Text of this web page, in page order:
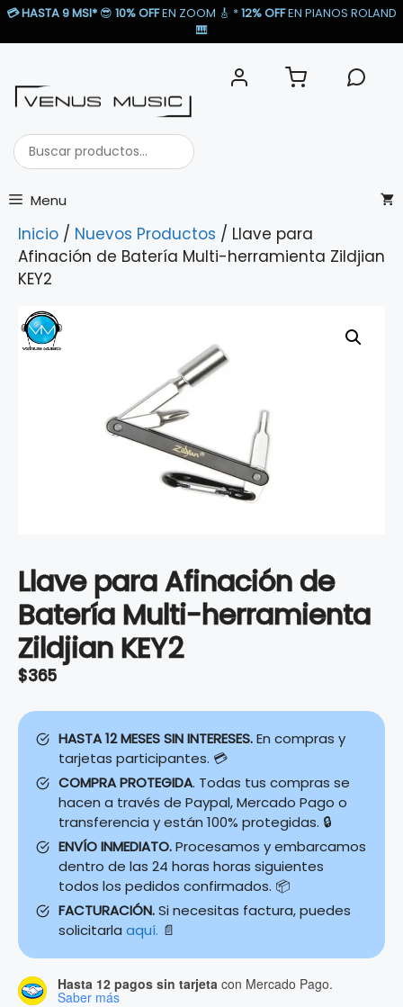
Saltar
💳HASTA 9 MSI* 😎 10% OFFEN ZOOM 🎸​ *12% OFFEN PIANOS ROLAND
🎹​
Buscar
productos...
Menu
Inicio / Nuevos Productos / Llave para
Afinación de Batería Multi-herramienta Zildjian
KEY2
Llave para Afinación de
Batería Multi-herramienta
Zildjian KEY2
$365
HASTA 12 MESES SIN INTERESES.En compras y
tarjetas participantes. 💳
COMPRA PROTEGIDA. Todas tus compras se
hacen a través de Paypal, Mercado Pago o
transferencia y están 100% protegidas. 🔒
ENVÍO INMEDIATO.Procesamos y embarcamos
dentro de las 24 horas horas siguientes
todos los pedidos confirmados. 📦
FACTURACIÓN.Si necesitas factura, puedes
solicitarla aquí. 📄
Hasta 12 pagos sin tarjeta con Mercado Pago.
Saber más